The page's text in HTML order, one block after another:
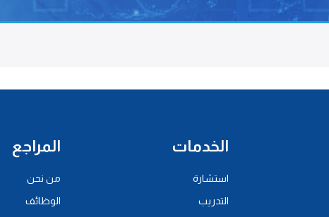
الخدمات
استشارة
التدريب
المراجع
من نحن
الوظائف